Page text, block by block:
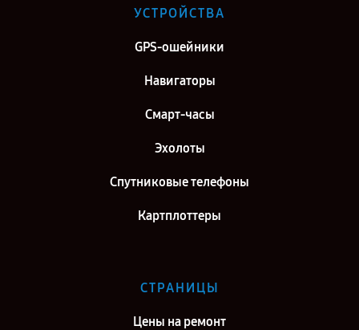
Сервис центр Garmin в г. Самара
УСТРОЙСТВА
GPS-ошейники
Навигаторы
Смарт-часы
Эхолоты
Спутниковые телефоны
Картплоттеры
СТРАНИЦЫ
Цены на ремонт